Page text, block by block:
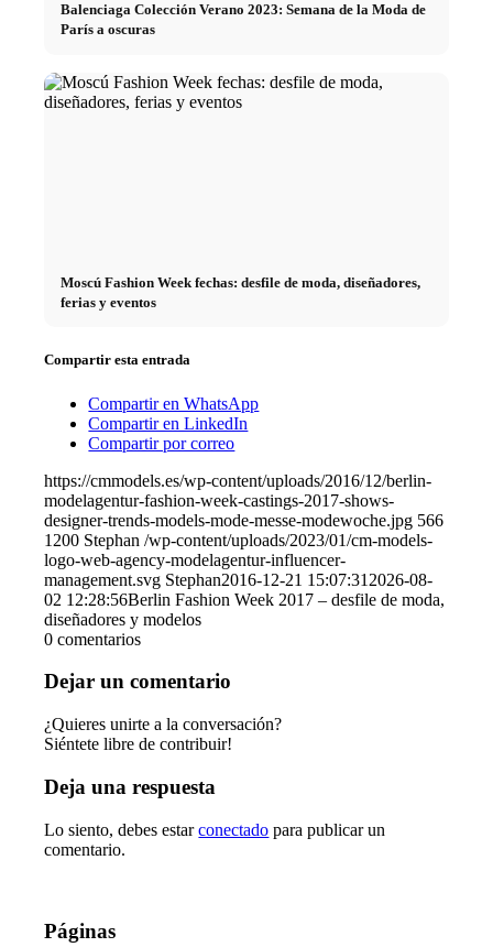
Balenciaga Colección Verano 2023: Semana de la Moda de
París a oscuras
Moscú Fashion Week fechas: desfile de moda, diseñadores,
ferias y eventos
Compartir esta entrada
Compartir en WhatsApp
Compartir en LinkedIn
Compartir por correo
https://cmmodels.es/wp-content/uploads/2016/12/berlin-
modelagentur-fashion-week-castings-2017-shows-
designer-trends-models-mode-messe-modewoche.jpg 566
1200 Stephan /wp-content/uploads/2023/01/cm-models-
logo-web-agency-modelagentur-influencer-
management.svg Stephan2016-12-21 15:07:31 2026-08-
02 12:28:56Berlin Fashion Week 2017 – desfile de moda,
diseñadores y modelos
0 comentarios
Dejar un comentario
¿Quieres unirte a la conversación?
Siéntete libre de contribuir!
Deja una respuesta
Lo siento, debes estarconectado para publicar un
comentario.
Páginas